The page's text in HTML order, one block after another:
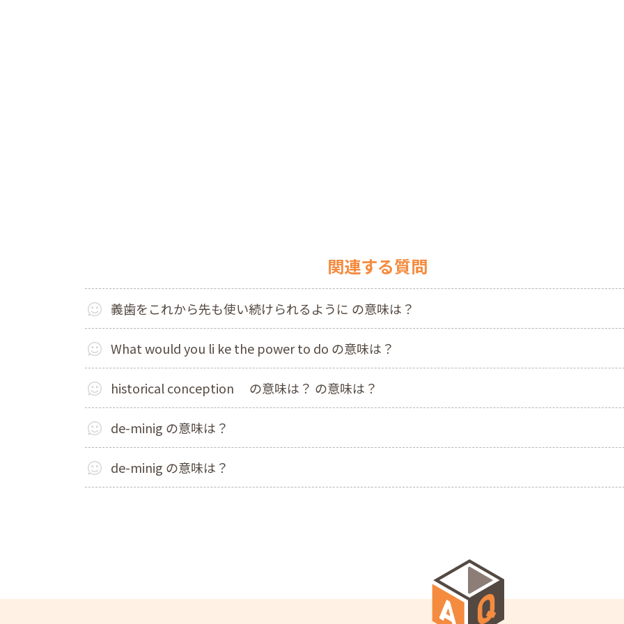
関連する質問
義歯をこれから先も使い続けられるように の意味は？
What would you li ke the power to do の意味は？
historical conception の意味は？ の意味は？
de-minig の意味は？
de-minig の意味は？